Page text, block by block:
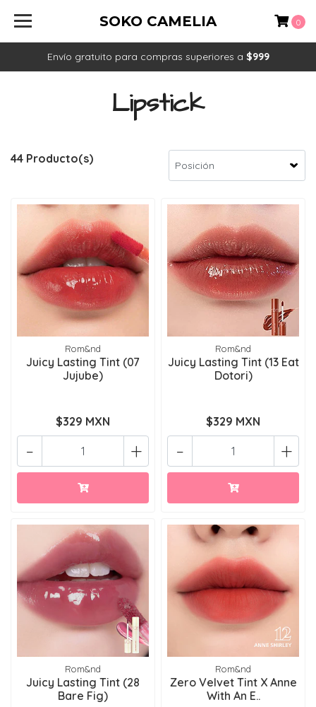
Envío gratuito para compras superiores a $999
SOKO CAMELIA 0
Lipstick
44 Producto(s)
Rom&nd
Juicy Lasting Tint (07
Jujube)
$329 MXN
+
-
Rom&nd
Juicy Lasting Tint (13 Eat
Dotori)
$329 MXN
+
-
Rom&nd
Juicy Lasting Tint (28
Bare Fig)
Rom&nd
Zero Velvet Tint X Anne
With An E..